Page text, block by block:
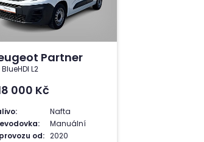
Partner
BlueHDI L2
000 Kč
Nafta
Manuální
od: 2020